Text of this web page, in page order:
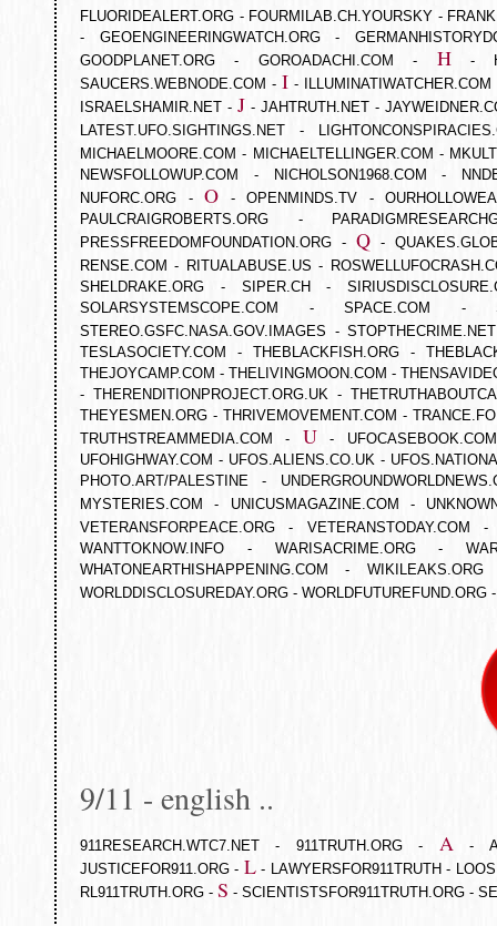
FLUORIDEALERT.ORG - FOURMILAB.CH.YOURSKY -
- GEOENGINEERINGWATCH.ORG-
GOODPLANET.ORG - GOROADACHI.COM - H-
SAUCERS.WEBNODE.COM - I- ILLUMINATIWATCHER.COM
ISRAELSHAMIR.NET - J - JAHTRUTH.NET-
LATEST.UFO.SIGHTINGS.NET -
MICHAELMOORE.COM - MICHAELTELLINGER.COM -
NEWSFOLLOWUP.COM
- NICHOLSON1968.COM -
NUFORC.ORG -O -OPENMINDS.TV -
PAULCRAIGROBERTS.ORG -
PRESSFREEDOMFOUNDATION.ORG -Q -
RENSE.COM - RITUALABUSE.US -
SHELDRAKE.ORG - SIPER.CH -
SOLARSYSTEMSCOPE.COM
-SPACE.COM -
STEREO.GSFC.NASA.GOV.IMAGES -STOPTHECRIME.NET
TESLASOCIETY.COM
-THEBLACKFISH.ORG -
THEJOYCAMP.COM - THELIVINGMOON.COM -
- THERENDITIONPROJECT.ORG.UK-
THEYESMEN.ORG - THRIVEMOVEMENT.COM -
TRUTHSTREAMMEDIA.COM
- U - UFOCASEBOOK.COM
UFOHIGHWAY.COM - UFOS.ALIENS.CO.UK -
PHOTO.ART/PALESTINE -
MYSTERIES.COM
- UNICUSMAGAZINE.COM -
VETERANSFORPEACE.ORG - VETERANSTODAY.COM
WANTTOKNOW.INFO - WARISACRIME.ORG-
WHATONEARTHISHAPPENING.COM
- WIKILEAKS.ORG
WORLDDISCLOSUREDAY.ORG - WORLDFUTUREFUND.ORG
9/11 - english ..
911RESEARCH.WTC7.NET - 911TRUTH.ORG- A-
JUSTICEFOR911.ORG - L- LAWYERSFOR911TRUTH -
RL911TRUTH.ORG - S - SCIENTISTSFOR911TRUTH.ORG -